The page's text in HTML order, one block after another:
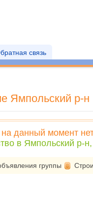
связь
Ямпольский р-
данный момент
в Ямпольский р-
группы